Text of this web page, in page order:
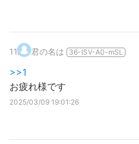
11. 君の名は 36-ISV-A0-mSL
>>1
お疲れ様です
2025/03/09 19:01:26